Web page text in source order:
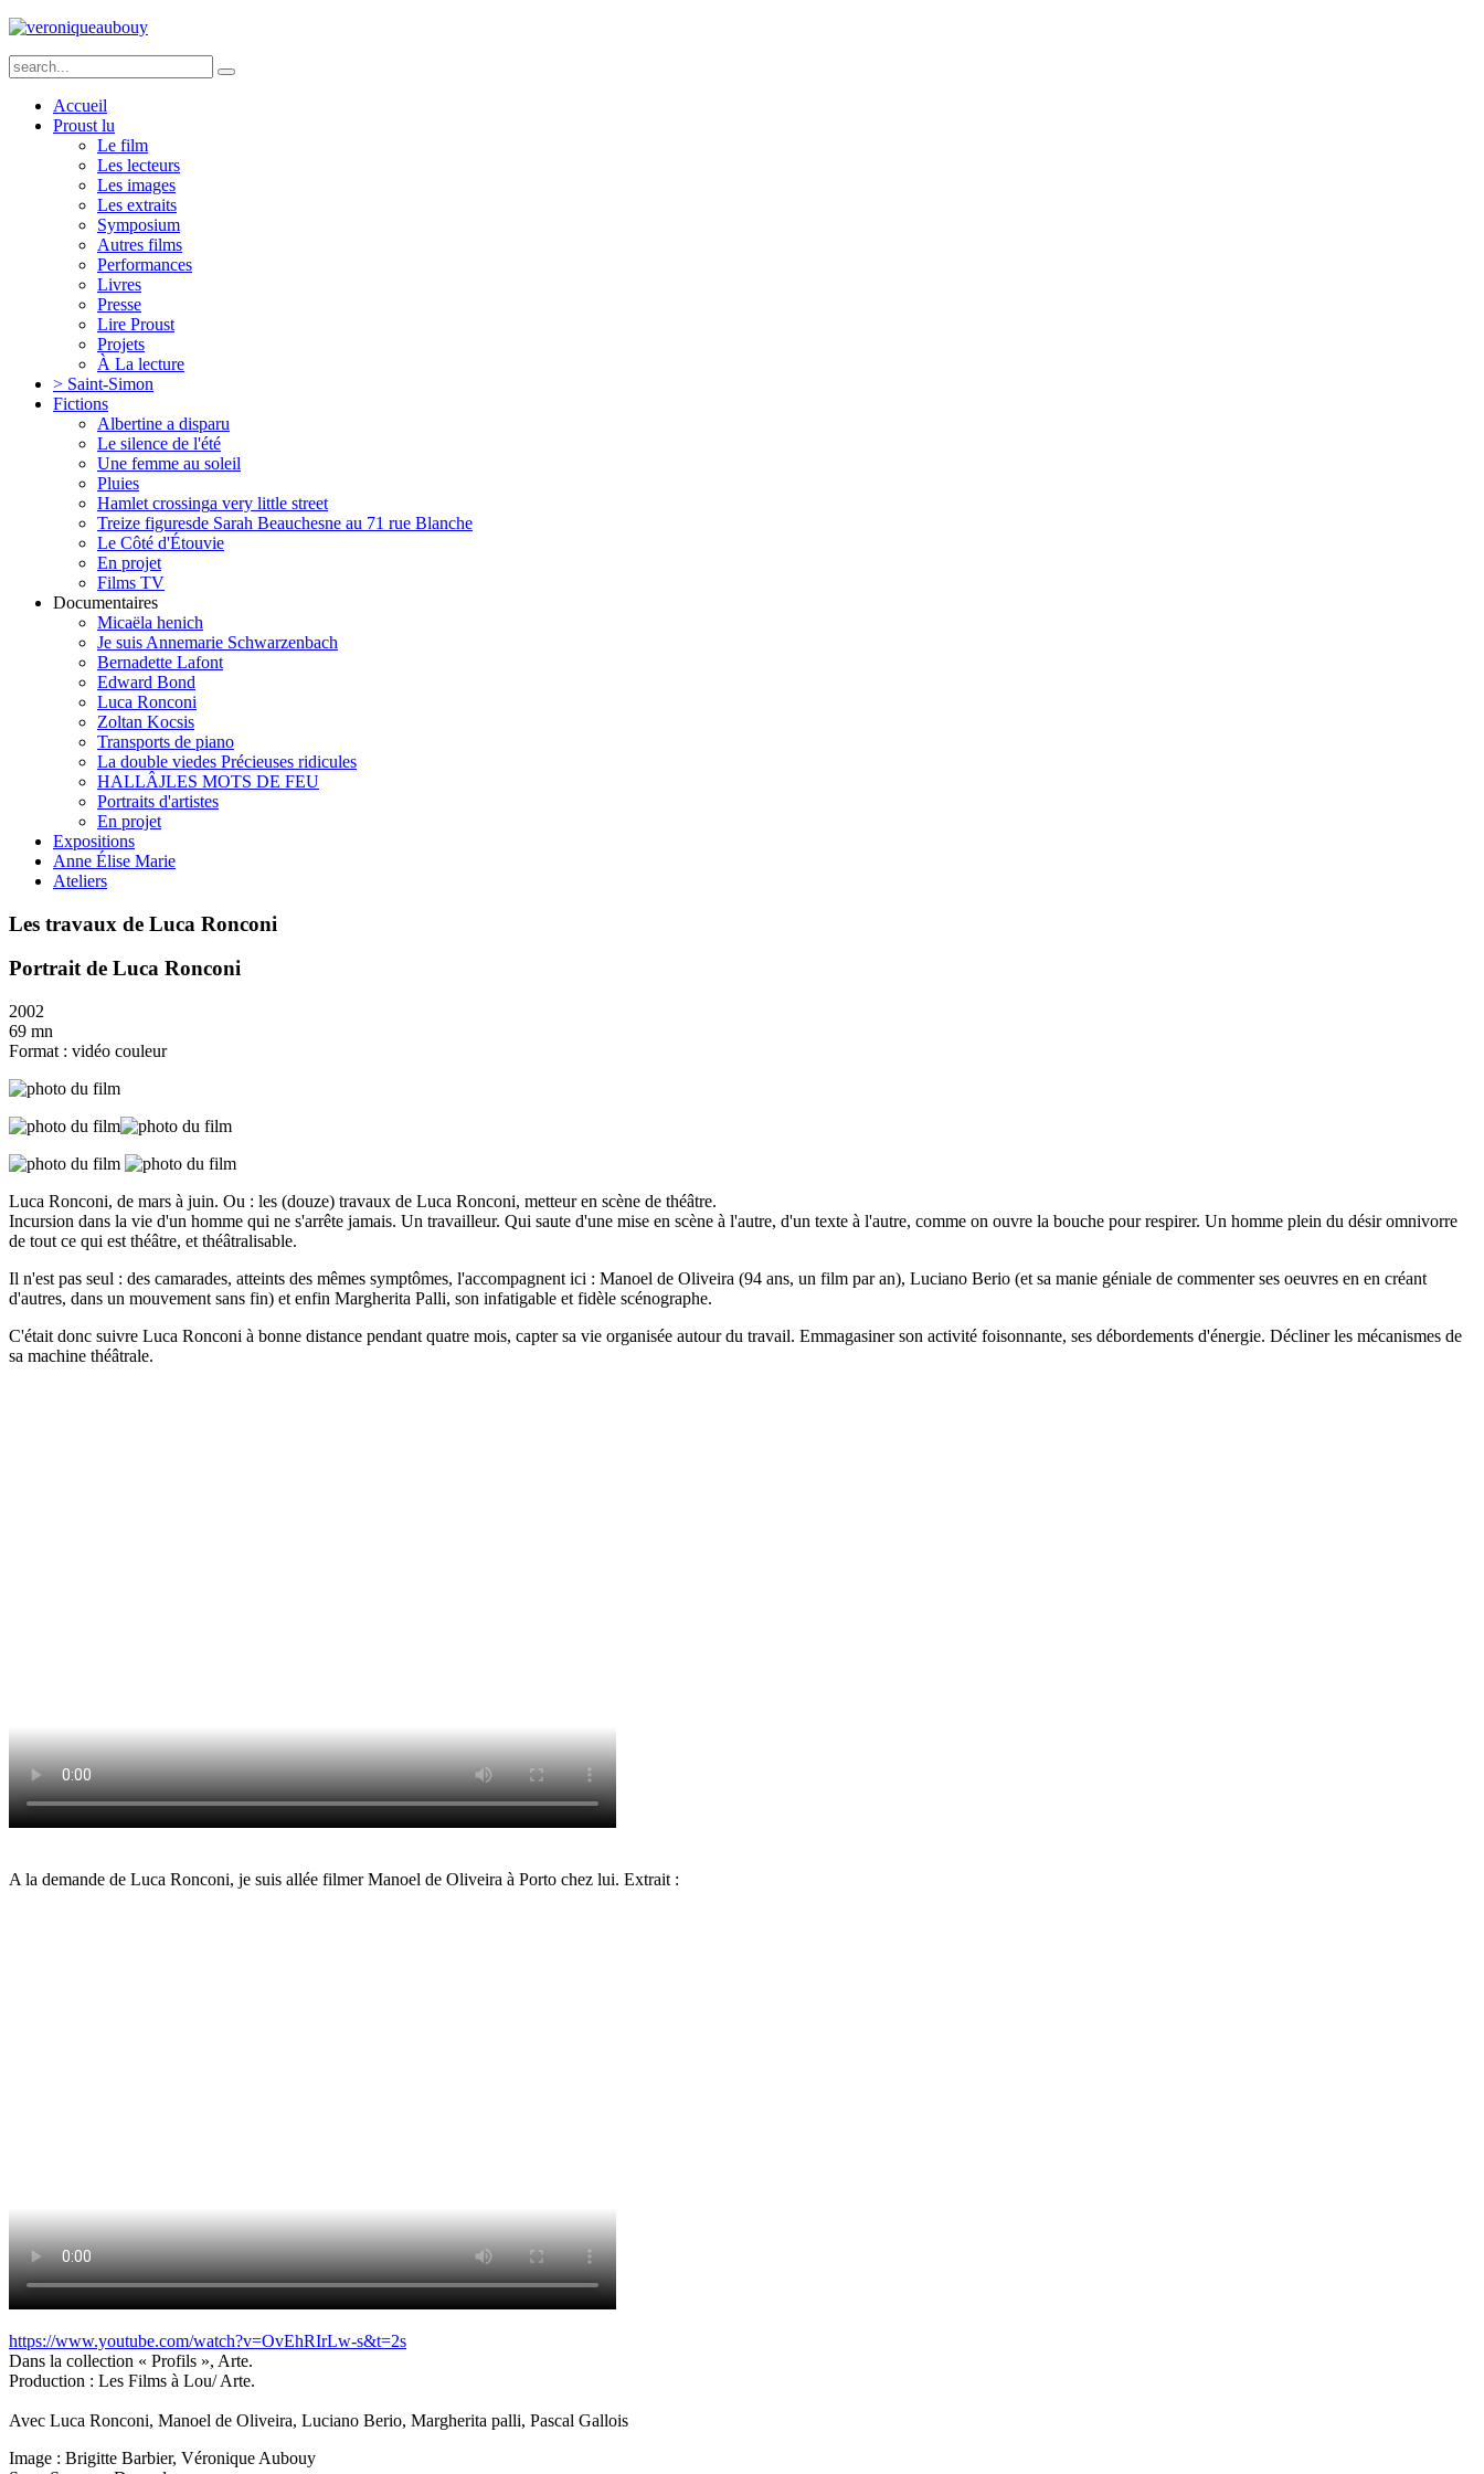
Accueil
Proust lu
Le film
Les lecteurs
Les images
Les extraits
Symposium
Autres films
Performances
Livres
Presse
Lire Proust
Projets
À La lecture
> Saint-Simon
Fictions
Albertine a disparu
Le silence de l'été
Une femme au soleil
Pluies
Hamlet crossinga very little street
Treize figuresde Sarah Beauchesne au 71 rue Blanche
Le Côté d'Étouvie
En projet
Films TV
Documentaires
Micaëla henich
Je suis Annemarie Schwarzenbach
Bernadette Lafont
Edward Bond
Luca Ronconi
Zoltan Kocsis
Transports de piano
La double viedes Précieuses ridicules
HALLÂJLES MOTS DE FEU
Portraits d'artistes
En projet
Expositions
Anne Élise Marie
Ateliers
Les travaux de Luca Ronconi
Portrait de Luca Ronconi
2002
69 mn
Format : vidéo couleur
Luca Ronconi, de mars à juin. Ou : les (douze) travaux de Luca Ronconi, metteur en scène de théâtre.
Incursion dans la vie d'un homme qui ne s'arrête jamais. Un travailleur. Qui saute d'une mise en scène à l'autre, d'un texte à l'autre, comme on ouvre la bouche pour respirer. Un homme plein du désir omnivorre
de tout ce qui est théâtre, et théâtralisable.
Il n'est pas seul : des camarades, atteints des mêmes symptômes, l'accompagnent ici : Manoel de Oliveira (94 ans, un film par an), Luciano Berio (et sa manie géniale de commenter ses oeuvres en en créant
d'autres, dans un mouvement sans fin) et enfin Margherita Palli, son infatigable et fidèle scénographe.
C'était donc suivre Luca Ronconi à bonne distance pendant quatre mois, capter sa vie organisée autour du travail. Emmagasiner son activité foisonnante, ses débordements d'énergie. Décliner les mécanismes de
sa machine théâtrale.
A la demande de Luca Ronconi, je suis allée filmer Manoel de Oliveira à Porto chez lui. Extrait :
https://www.youtube.com/watch?v=OvEhRIrLw-s&t=2s
Dans la collection « Profils », Arte.
Production : Les Films à Lou/ Arte.
Avec Luca Ronconi, Manoel de Oliveira, Luciano Berio, Margherita palli, Pascal Gallois
Image : Brigitte Barbier, Véronique Aubouy